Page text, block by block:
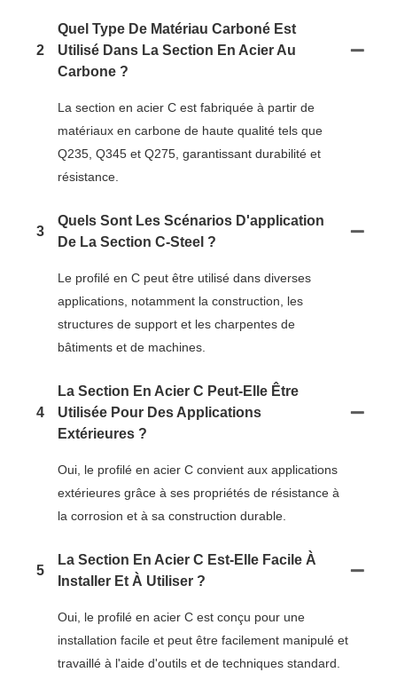
2
Quel Type De Matériau Carboné Est
Utilisé Dans La Section En Acier Au
Carbone ?
La section en acier C est fabriquée à partir de
matériaux en carbone de haute qualité tels que
Q235, Q345 et Q275, garantissant durabilité et
résistance.
3
Quels Sont Les Scénarios D'application
De La Section C-Steel ?
Le profilé en C peut être utilisé dans diverses
applications, notamment la construction, les
structures de support et les charpentes de
bâtiments et de machines.
4
La Section En Acier C Peut-Elle Être
Utilisée Pour Des Applications
Extérieures ?
Oui, le profilé en acier C convient aux applications
extérieures grâce à ses propriétés de résistance à
la corrosion et à sa construction durable.
5
La Section En Acier C Est-Elle Facile À
Installer Et À Utiliser ?
Oui, le profilé en acier C est conçu pour une
installation facile et peut être facilement manipulé et
travaillé à l'aide d'outils et de techniques standard.